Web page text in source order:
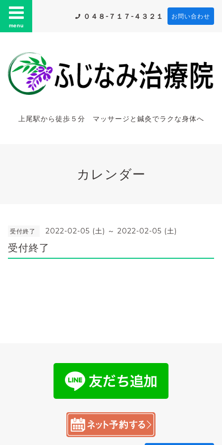
menu
０４８-７１７-４３２１ お問い合わせ
上尾駅から徒歩５分 マッサージと鍼灸でラクな身体へ
カレンダー
受付終了 2022-02-05 (土) ～ 2022-02-05 (土)
受付終了